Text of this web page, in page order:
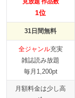
見放題 作品数
1位
31日間無料
全ジャンル充実
雑誌読み放題
毎月1,200pt
月額料金は少し高